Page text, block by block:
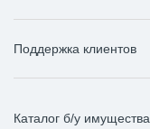
Поддержка клиентов
Каталог б/у имущества